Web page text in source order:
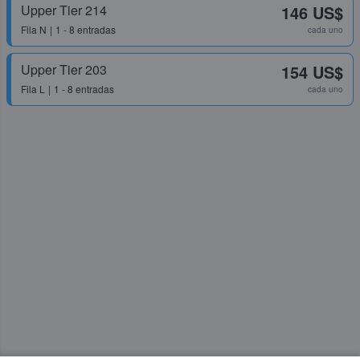
Upper Tier 214
Fila N 1 - 8 entradas
146 US$
cada uno
Upper Tier 203
Fila L 1 - 8 entradas
154 US$
cada uno